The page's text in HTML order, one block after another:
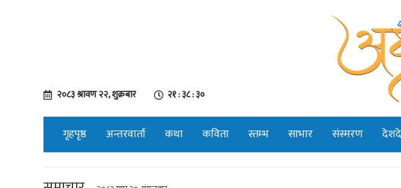
२०८३ श्रावण २२, शुक्रबार २१ : ३८ : ३१
गृहपृष्ठ अन्तरवार्ता कथा कविता स्तम्भ साभार संस्मरण